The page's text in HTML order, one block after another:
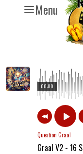
Menu
00:00
Question Graal
Graal V2 - 16